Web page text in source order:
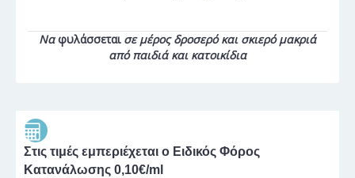
Ναφυλάσσεταισε μέρος δροσερό και σκιερό μακριά
από παιδιά και κατοικίδια
Στις τιμές εμπεριέχεται ο Ειδικός Φόρος
Κατανάλωσης 0,10€/ml